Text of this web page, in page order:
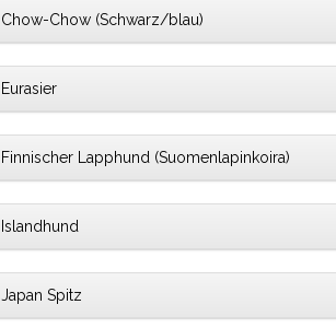
Chow-Chow (Schwarz/blau)
Eurasier
Finnischer Lapphund (Suomenlapinkoira)
Islandhund
Japan Spitz